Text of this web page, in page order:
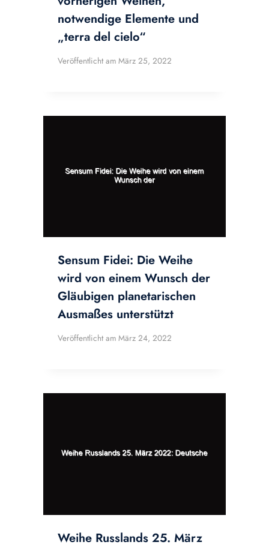
notwendige Elemente und
„terra del cielo“
Veröffentlicht am März 25, 2022
Sensum Fidei: Die Weihe
wird von einem Wunsch der
Gläubigen planetarischen
Ausmaßes unterstützt
Veröffentlicht am März 24, 2022
Weihe Russlands 25. März